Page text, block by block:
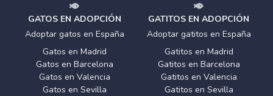
GATOS EN ADOPCIÓN
Adoptar gatos en España
Gatos en Madrid
Gatos en Barcelona
Gatos en Valencia
Gatos en Sevilla
GATITOS EN ADOPCIÓN
Adoptar gatitos en España
Gatitos en Madrid
Gatitos en Barcelona
Gatitos en Valencia
Gatitos en Sevilla